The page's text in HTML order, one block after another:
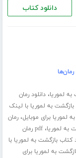
دانلود کتاب
رمان‌ها
به لموریا،دانلود رمان
بازگشت به لموریا با لینک
لموریا برای موبایل،رمان
به لموریا،
pdf رمان
کتاب بازگشت به لموریا با
به لموریا برای